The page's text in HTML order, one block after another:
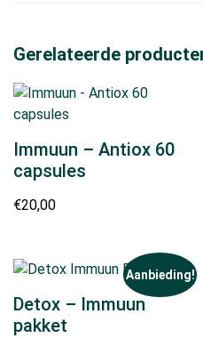
Gerelateerde
Immuun – Antiox 60
capsules
€20,00
Aanbieding!
Detox – Immuun
pakket